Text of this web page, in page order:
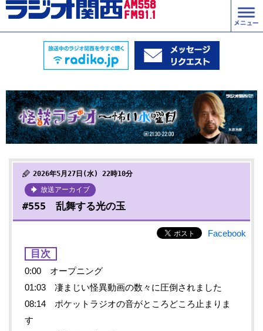
2026年5月27日(水) 22時10分
放送アーカイブ
#555 乱舞する光の玉
Facebook
目次
0:00 オープニング
01:03 凄まじい怪異動画の数々に圧倒されました
08:14 ポケットラジオの音がところどころ止まりま
す